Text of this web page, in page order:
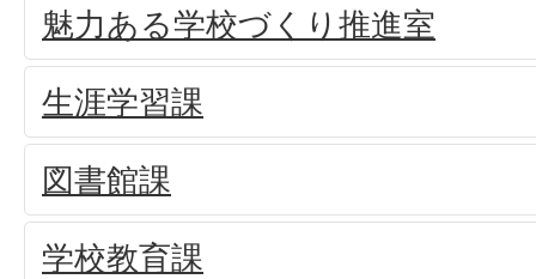
魅力ある学校づくり推進室
生涯学習課
図書館課
学校教育課